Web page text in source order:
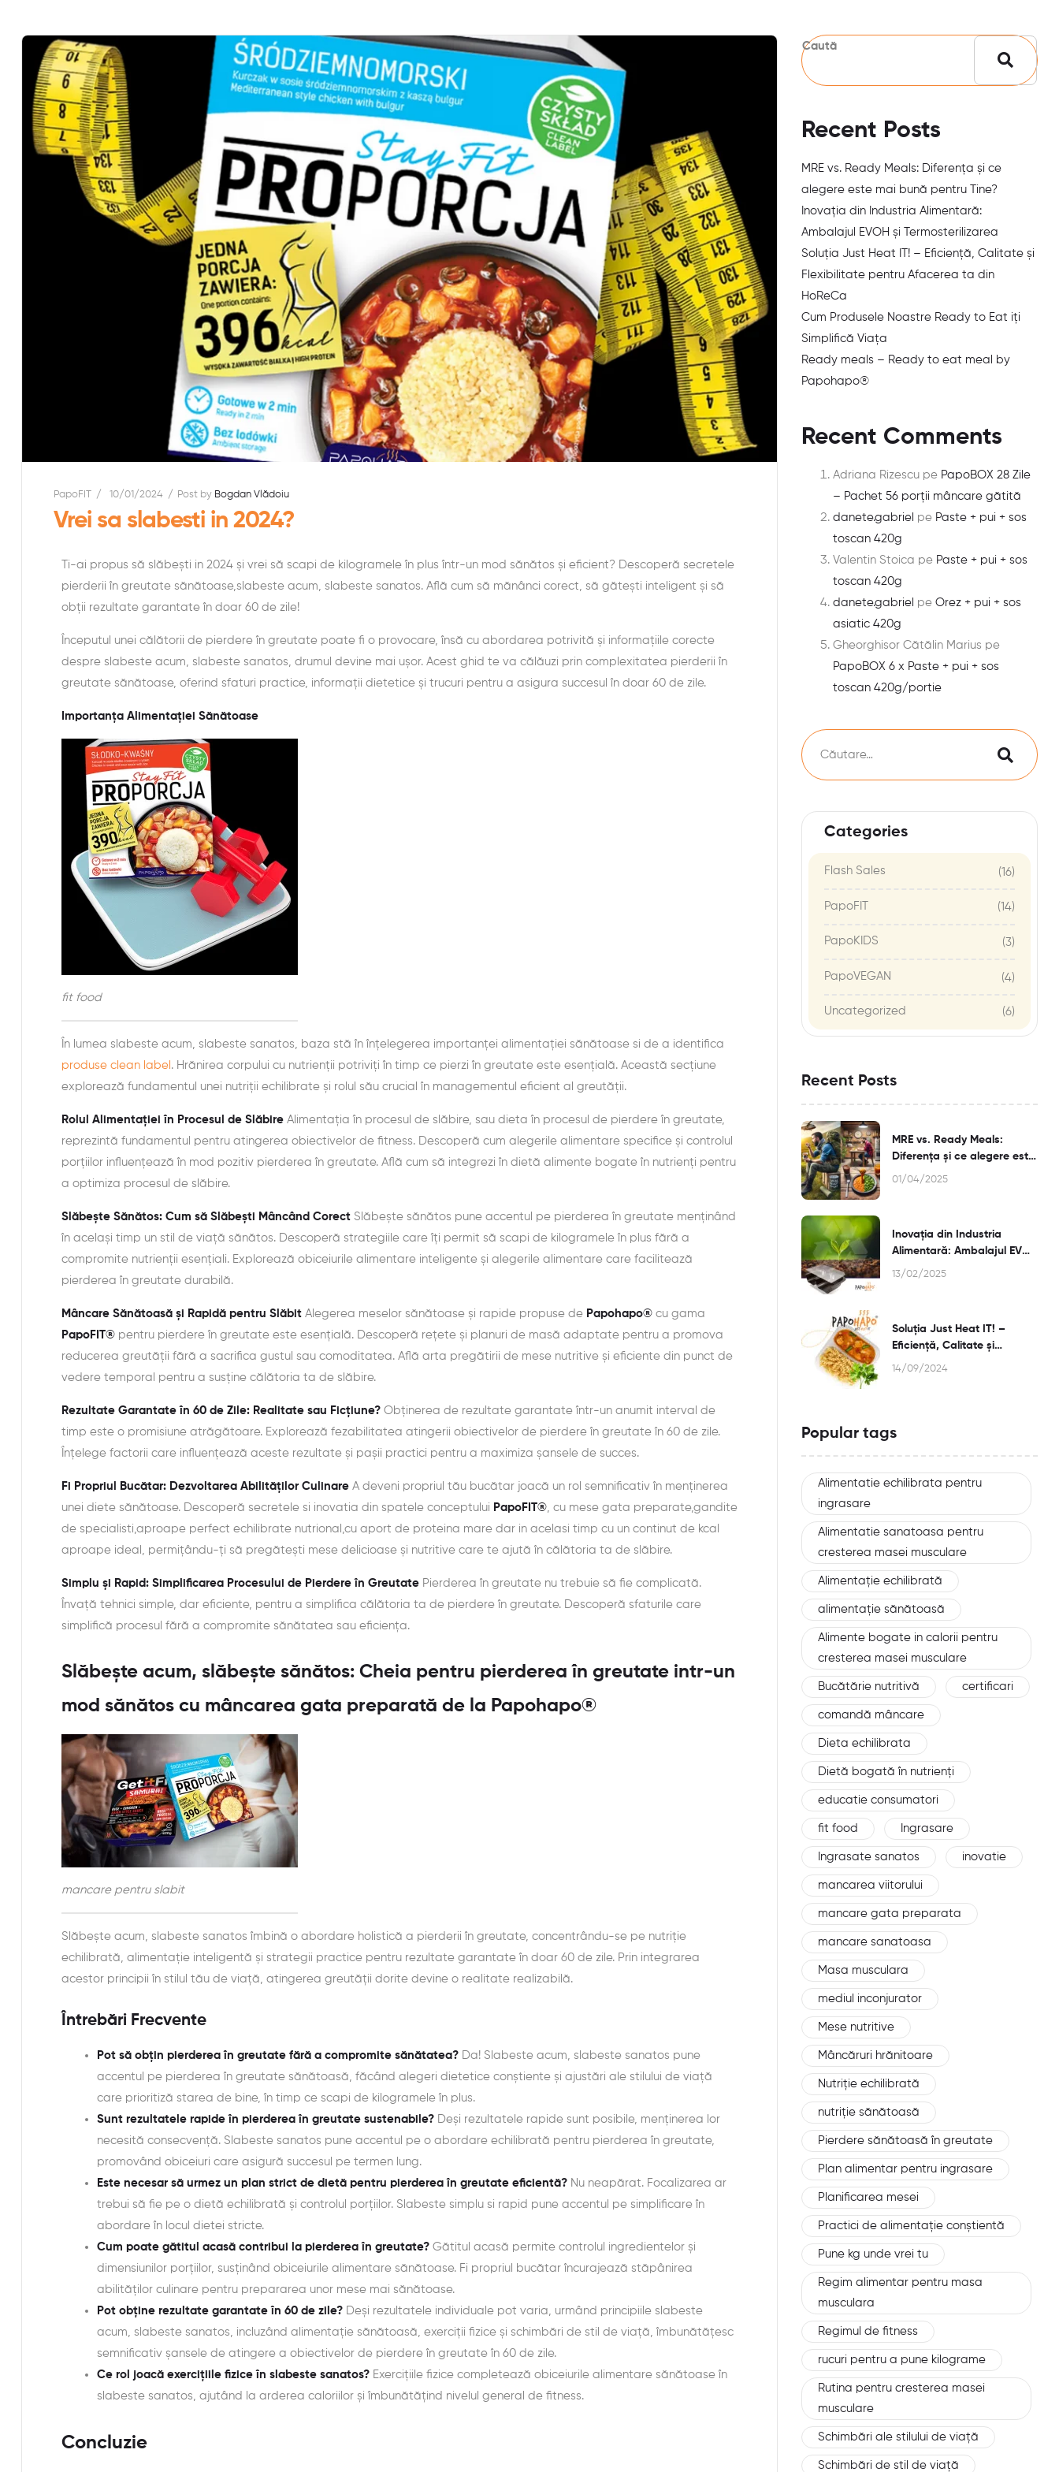
PapoFIT 10/01/2024 Post by Bogdan Vlădoiu
Vrei sa slabesti in 2024?
Ti-ai propus să slăbești in 2024 și vrei să scapi de kilogramele în plus într-un mod sănătos și eficient? Descoperă secretele
pierderii în greutate sănătoase,slabeste acum, slabeste sanatos. Află cum să mănânci corect, să gătești inteligent și să
obții rezultate garantate în doar 60 de zile!
Începutul unei călătorii de pierdere în greutate poate fi o provocare, însă cu abordarea potrivită și informațiile corecte
despre slabeste acum, slabeste sanatos, drumul devine mai ușor. Acest ghid te va călăuzi prin complexitatea pierderii în
greutate sănătoase, oferind sfaturi practice, informații dietetice și trucuri pentru a asigura succesul în doar 60 de zile.
Importanța Alimentației Sănătoase
fit food
În lumea slabeste acum, slabeste sanatos, baza stă în înțelegerea importanței alimentației sănătoase si de a identifica
produse clean label . Hrănirea corpului cu nutrienții potriviți în timp ce pierzi în greutate este esențială. Această secțiune
explorează fundamentul unei nutriții echilibrate și rolul său crucial în managementul eficient al greutății.
Rolul Alimentației în Procesul de Slăbire Alimentația în procesul de slăbire, sau dieta în procesul de pierdere în greutate,
reprezintă fundamentul pentru atingerea obiectivelor de fitness. Descoperă cum alegerile alimentare specifice și controlul
porțiilor influențează în mod pozitiv pierderea în greutate. Află cum să integrezi în dietă alimente bogate în nutrienți pentru
a optimiza procesul de slăbire.
Slăbește Sănătos: Cum să Slăbești Mâncând Corect Slăbește sănătos pune accentul pe pierderea în greutate menținând
în același timp un stil de viață sănătos. Descoperă strategiile care îți permit să scapi de kilogramele în plus fără a
compromite nutrienții esențiali. Explorează obiceiurile alimentare inteligente și alegerile alimentare care facilitează
pierderea în greutate durabilă.
Mâncare Sănătoasă și Rapidă pentru Slăbit Alegerea meselor sănătoase și rapide propuse de Papohapo® cu gama
PapoFIT® pentru pierdere în greutate este esențială. Descoperă rețete și planuri de masă adaptate pentru a promova
reducerea greutății fără a sacrifica gustul sau comoditatea. Află arta pregătirii de mese nutritive și eficiente din punct de
vedere temporal pentru a susține călătoria ta de slăbire.
Rezultate Garantate în 60 de Zile: Realitate sau Ficțiune? Obținerea de rezultate garantate într-un anumit interval de
timp este o promisiune atrăgătoare. Explorează fezabilitatea atingerii obiectivelor de pierdere în greutate în 60 de zile.
Înțelege factorii care influențează aceste rezultate și pașii practici pentru a maximiza șansele de succes.
Fi Propriul Bucătar: Dezvoltarea Abilităților Culinare A deveni propriul tău bucătar joacă un rol semnificativ în menținerea
unei diete sănătoase. Descoperă secretele si inovatia din spatele conceptului PapoFIT®, cu mese gata preparate,gandite
de specialisti,aproape perfect echilibrate nutrional,cu aport de proteina mare dar in acelasi timp cu un continut de kcal
aproape ideal, permițându-ți să pregătești mese delicioase și nutritive care te ajută în călătoria ta de slăbire.
Simplu și Rapid: Simplificarea Procesului de Pierdere în Greutate Pierderea în greutate nu trebuie să fie complicată.
Învață tehnici simple, dar eficiente, pentru a simplifica călătoria ta de pierdere în greutate. Descoperă sfaturile care
simplifică procesul fără a compromite sănătatea sau eficiența.
Slăbește acum, slăbește sănătos: Cheia pentru pierderea în greutate intr-un
mod sănătos cu mâncarea gata preparată de la Papohapo®
mancare pentru slabit
Slăbește acum, slabeste sanatos îmbină o abordare holistică a pierderii în greutate, concentrându-se pe nutriție
echilibrată, alimentație inteligentă și strategii practice pentru rezultate garantate în doar 60 de zile. Prin integrarea
acestor principii în stilul tău de viață, atingerea greutății dorite devine o realitate realizabilă.
Întrebări Frecvente
Pot să obțin pierderea în greutate fără a compromite sănătatea? Da! Slabeste acum, slabeste sanatos pune
accentul pe pierderea în greutate sănătoasă, făcând alegeri dietetice conștiente și ajustări ale stilului de viață
care prioritiză starea de bine, în timp ce scapi de kilogramele în plus.
Sunt rezultatele rapide în pierderea în greutate sustenabile? Deși rezultatele rapide sunt posibile, menținerea lor
necesită consecvență. Slabeste sanatos pune accentul pe o abordare echilibrată pentru pierderea în greutate,
promovând obiceiuri care asigură succesul pe termen lung.
Este necesar să urmez un plan strict de dietă pentru pierderea în greutate eficientă? Nu neapărat. Focalizarea ar
trebui să fie pe o dietă echilibrată și controlul porțiilor. Slabeste simplu si rapid pune accentul pe simplificare în
abordare în locul dietei stricte.
Cum poate gătitul acasă contribui la pierderea în greutate? Gătitul acasă permite controlul ingredientelor și
dimensiunilor porțiilor, susținând obiceiurile alimentare sănătoase. Fi propriul bucătar încurajează stăpânirea
abilităților culinare pentru prepararea unor mese mai sănătoase.
Pot obține rezultate garantate în 60 de zile? Deși rezultatele individuale pot varia, urmând principiile slabeste
acum, slabeste sanatos, incluzând alimentație sănătoasă, exerciții fizice și schimbări de stil de viață, îmbunătățesc
semnificativ șansele de atingere a obiectivelor de pierdere în greutate în 60 de zile.
Ce rol joacă exercițiile fizice în slabeste sanatos? Exercițiile fizice completează obiceiurile alimentare sănătoase în
slabeste sanatos, ajutând la arderea caloriilor și îmbunătățind nivelul general de fitness.
Concluzie
Caută
Recent Posts
MRE vs. Ready Meals: Diferența și ce
alegere este mai bună pentru Tine?
Inovația din Industria Alimentară:
Ambalajul EVOH și Termosterilizarea
Soluția Just Heat IT! – Eficiență, Calitate și
Flexibilitate pentru Afacerea ta din
HoReCa
Cum Produsele Noastre Ready to Eat iți
Simplifică Viața
Ready meals – Ready to eat meal by
Papohapo®
Recent Comments
Adriana Rizescu pe PapoBOX 28 Zile
– Pachet 56 porții mâncare gătită
danete.gabriel pe Paste + pui + sos
toscan 420g
Valentin Stoica pe Paste + pui + sos
toscan 420g
danete.gabriel pe Orez + pui + sos
asiatic 420g
Gheorghisor Cătălin Marius pe
PapoBOX 6 x Paste + pui + sos
toscan 420g/portie
Categories
Flash Sales (16)
PapoFIT (14)
PapoKIDS (3)
PapoVEGAN (4)
Uncategorized (6)
Recent Posts
MRE vs. Ready Meals:
Diferența și ce alegere este
mai bună pentru Tine?
01/04/2025
Inovația din Industria
Alimentară: Ambalajul EVOH
și Termosterilizarea
13/02/2025
Soluția Just Heat IT! –
Eficiență, Calitate și
Flexibilitate
14/09/2024
Popular tags
Alimentatie echilibrata pentru
ingrasare
Alimentatie sanatoasa pentru
cresterea masei musculare
Alimentație echilibrată
alimentație sănătoasă
Alimente bogate in calorii pentru
cresterea masei musculare
Bucătărie nutritivă certificari
comandă mâncare
Dieta echilibrata
Dietă bogată în nutrienți
educatie consumatori
fit food Ingrasare
Ingrasate sanatos inovatie
mancarea viitorului
mancare gata preparata
mancare sanatoasa
Masa musculara
mediul inconjurator
Mese nutritive
Mâncăruri hrănitoare
Nutriție echilibrată
nutriție sănătoasă
Pierdere sănătoasă în greutate
Plan alimentar pentru ingrasare
Planificarea mesei
Practici de alimentație conștientă
Pune kg unde vrei tu
Regim alimentar pentru masa
musculara
Regimul de fitness
rucuri pentru a pune kilograme
Rutina pentru cresterea masei
musculare
Schimbări ale stilului de viață
Schimbări de stil de viață